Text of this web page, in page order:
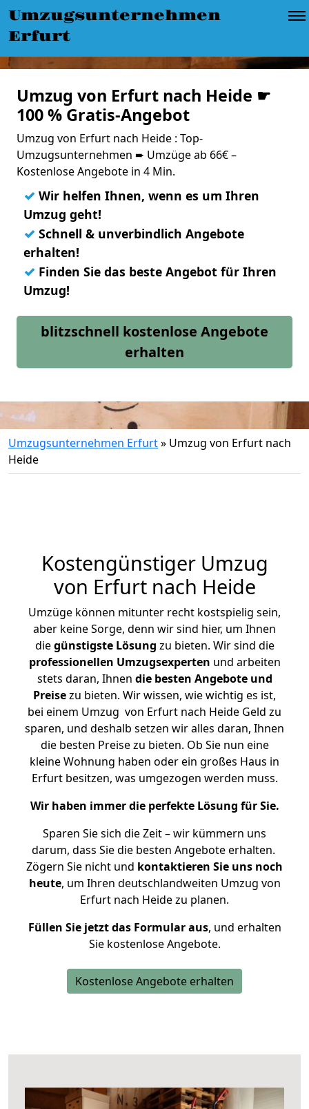
Umzugsunternehmen
Erfurt
Umzug von Erfurt nach Heide ☛
100 % Gratis-Angebot
Umzug von Erfurt nach Heide : Top-
Umzugsunternehmen ➨ Umzüge ab 66€ –
Kostenlose Angebote in 4 Min.
✓ Wir helfen Ihnen, wenn es um Ihren
Umzug geht!
✓ Schnell & unverbindlich Angebote
erhalten!
✓ Finden Sie das beste Angebot für Ihren
Umzug!
blitzschnell kostenlose Angebote
erhalten
Umzugsunternehmen Erfurt» Umzug von Erfurt nach
Heide
Kostengünstiger Umzug
von Erfurt nach Heide
Umzüge können mitunter recht kostspielig sein,
aber keine Sorge, denn wir sind hier, um Ihnen
diegünstigste Lösung zu bieten. Wir sind die
professionellen Umzugsexperten und arbeiten
stets daran, Ihnen die besten Angebote und
Preisezu bieten. Wir wissen, wie wichtig es ist,
bei einem Umzug von Erfurt nach Heide Geld zu
sparen, und deshalb setzen wir alles daran, Ihnen
die besten Preise zu bieten. Ob Sie nun eine
kleine Wohnung haben oder ein großes Haus in
Erfurt besitzen, was umgezogen werden muss.
Wir haben immer die perfekte Lösung für Sie.
Sparen Sie sich die Zeit – wir kümmern uns
darum, dass Sie die besten Angebote erhalten.
Zögern Sie nicht und kontaktieren Sie uns noch
heute, um Ihren deutschlandweiten Umzug von
Erfurt nach Heide zu planen.
Füllen Sie jetzt das Formular aus, und erhalten
Sie kostenlose Angebote.
Kostenlose Angebote erhalten